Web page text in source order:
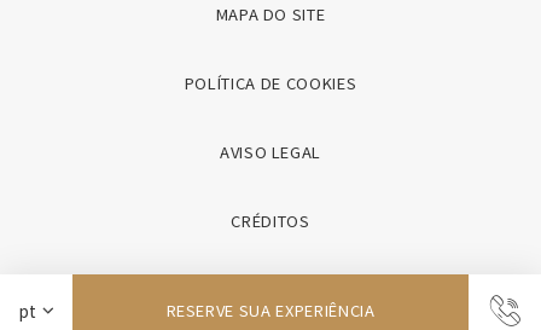
RESERVE SUA EXPERIÊNCIA
MAPA DO SITE
POLÍTICA DE COOKIES
AVISO LEGAL
CRÉDITOS